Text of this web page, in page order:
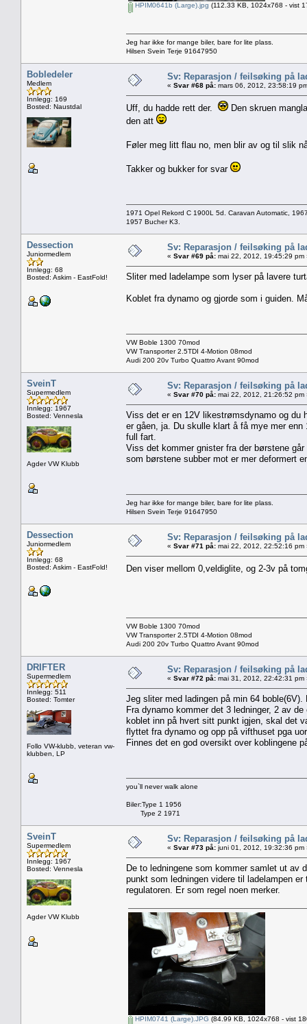
HPIM0641b (Large).jpg (112.33 KB, 1024x768 - vist
Jeg har ikke for mange biler, bare for lite plass.
Hilsen Svein Terje 91647950
Bobledeler
Medlem
Innlegg: 169
Bosted: Naustdal
Sv: Reparasjon / feilsøking på
« Svar #68 på: mars 06, 2012, 23:58:19
Uff, du hadde rett der.
Den skruen
den att
Føler meg litt flau no, men blir av og til slik
Takker og bukker for svar
1971 Opel Rekord C 1900L 5d. Caravan Automatic,
1957 Bucher K3.
Dessection
Juniormedlem
Innlegg: 68
Bosted: Askim - EastFold!
Sv: Reparasjon / feilsøking på
« Svar #69 på: mai 22, 2012, 19:45:29 pm
Sliter med ladelampe som lyser på lavere
Koblet fra dynamo og gjorde som i guiden.
VW Boble 1300 70mod
VW Transporter 2.5TDI 4-Motion 08mod
Audi 200 20v Turbo Quattro Avant 90mod
SveinT
Supermedlem
Innlegg: 1967
Bosted: Vennesla
Agder VW Klubb
Sv: Reparasjon / feilsøking på
« Svar #70 på: mai 22, 2012, 21:26:52 pm
Viss det er en 12V likestrømsdynamo og du
er gåen, ja. Du skulle klart å få mye mer
full fart.
Viss det kommer gnister fra der børstene
som børstene subber mot er mer deformert
Jeg har ikke for mange biler, bare for lite plass.
Hilsen Svein Terje 91647950
Dessection
Juniormedlem
Innlegg: 68
Bosted: Askim - EastFold!
Sv: Reparasjon / feilsøking på
« Svar #71 på: mai 22, 2012, 22:52:16 pm
Den viser mellom 0,veldiglite, og 2-3v på
VW Boble 1300 70mod
VW Transporter 2.5TDI 4-Motion 08mod
Audi 200 20v Turbo Quattro Avant 90mod
DRIFTER
Supermedlem
Innlegg: 511
Bosted: Tomter
Follo VW-klubb, veteran vw-
klubben, LP
Sv: Reparasjon / feilsøking på
« Svar #72 på: mai 31, 2012, 22:42:31 pm
Jeg sliter med ladingen på min 64
Fra dynamo kommer det 3 ledninger, 2 av
koblet inn på hvert sitt punkt igjen, skal det
flyttet fra dynamo og opp på vifthuset pga
Finnes det en god oversikt over koblingene
you`ll never walk alone
Biler:Type 1 1956
Type 2 1971
SveinT
Supermedlem
Innlegg: 1967
Bosted: Vennesla
Agder VW Klubb
Sv: Reparasjon / feilsøking på
« Svar #73 på: juni 01, 2012, 19:32:36 pm
De to ledningene som kommer samlet ut av
punkt som ledningen videre til ladelampen
regulatoren. Er som regel noen merker.
HPIM0741 (Large).JPG (84.99 KB, 1024x768 - vist